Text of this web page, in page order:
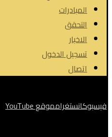
المبادرات
التحقق
الاخبار
تسجيل الدخول
اتصال
فيسبوكانستغرامموقع YouTube